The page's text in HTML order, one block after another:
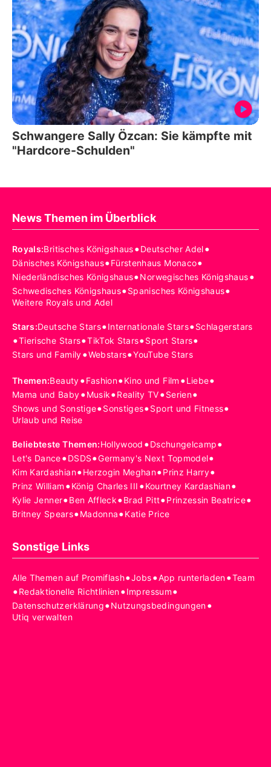
Schwangere Sally Özcan: Sie kämpfte mit
"Hardcore-Schulden"
News Themen im Überblick
Royals:Britisches Königshaus•Deutscher Adel•
Dänisches Königshaus•Fürstenhaus Monaco•
Niederländisches Königshaus•Norwegisches Königshaus•
Schwedisches Königshaus•Spanisches Königshaus•
Weitere Royals und Adel
Stars:Deutsche Stars•Internationale Stars•Schlagerstars
•Tierische Stars•TikTok Stars•Sport Stars•
Stars und Family•Webstars•YouTube Stars
Themen:Beauty•Fashion•Kino und Film •Liebe•
Mama und Baby•Musik•Reality TV•Serien•
Shows und Sonstige•Sonstiges•Sport und Fitness•
Urlaub und Reise
Beliebteste Themen:Hollywood •Dschungelcamp•
Let's Dance•DSDS•Germany's Next Topmodel•
Kim Kardashian•Herzogin Meghan•Prinz Harry•
Prinz William •König Charles III •Kourtney Kardashian•
Kylie Jenner•Ben Affleck•Brad Pitt•Prinzessin Beatrice•
Britney Spears•Madonna•Katie Price
Sonstige Links
Alle Themen auf Promiflash•Jobs•App runterladen•Team
•Redaktionelle Richtlinien•Impressum•
Datenschutzerklärung•Nutzungsbedingungen•
Utiq verwalten